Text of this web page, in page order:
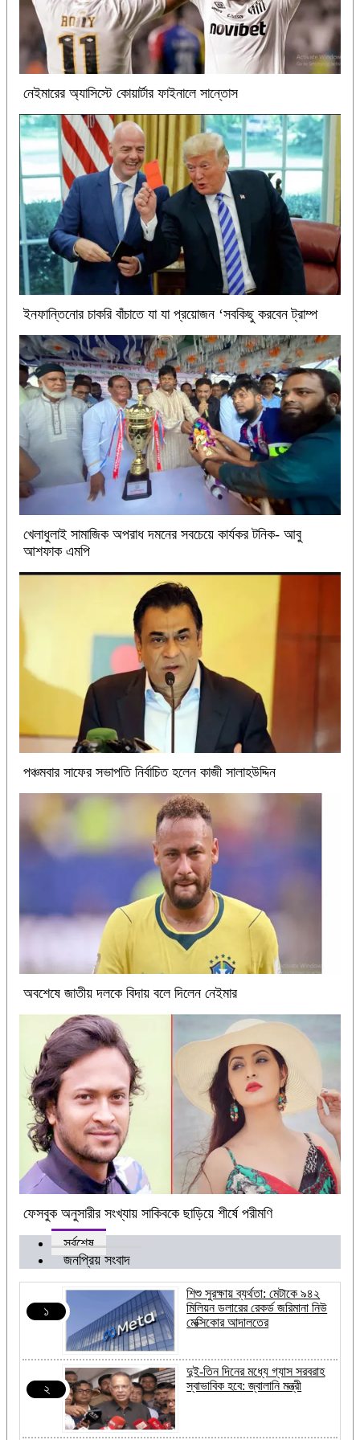
নেইমারের অ্যাসিস্টে কোয়ার্টার ফাইনালে সান্তোস
ইনফান্তিনোর চাকরি বাঁচাতে যা যা প্রয়োজন ‘সবকিছু করবেন ট্রাম্প
খেলাধুলাই সামাজিক অপরাধ দমনের সবচেয়ে কার্যকর টনিক- আবু
আশফাক এমপি
পঞ্চমবার সাফের সভাপতি নির্বাচিত হলেন কাজী সালাহউদ্দিন
অবশেষে জাতীয় দলকে বিদায় বলে দিলেন নেইমার
ফেসবুক অনুসারীর সংখ্যায় সাকিবকে ছাড়িয়ে শীর্ষে পরীমণি
সর্বশেষ
জনপ্রিয় সংবাদ
১
শিশু সুরক্ষায় ব্যর্থতা: মেটাকে ৯৪২
মিলিয়ন ডলারের রেকর্ড জরিমানা নিউ
মেক্সিকোর আদালতের
২
দুই-তিন দিনের মধ্যে গ্যাস সরবরাহ
স্বাভাবিক হবে: জ্বালানি মন্ত্রী